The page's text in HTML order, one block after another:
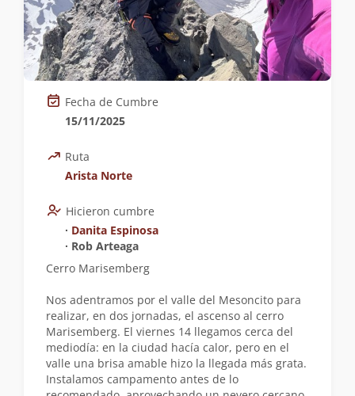
Fecha de Cumbre
15/11/2025
Ruta
Arista Norte
Hicieron cumbre
∙ Danita Espinosa
∙ Rob Arteaga
Cerro Marisemberg
Nos adentramos por el valle del Mesoncito para
realizar, en dos jornadas, el ascenso al cerro
Marisemberg. El viernes 14 llegamos cerca del
mediodía: en la ciudad hacía calor, pero en el
valle una brisa amable hizo la llegada más grata.
Instalamos campamento antes de lo